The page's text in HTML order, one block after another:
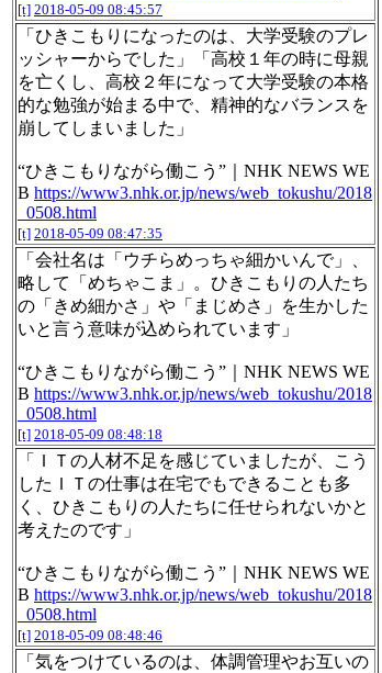
[t] 2018-05-09 08:45:57
「ひきこもりになったのは、大学受験のプレ
ッシャーからでした」「高校１年の時に母親
を亡くし、高校２年になって大学受験の本格
的な勉強が始まる中で、精神的なバランスを
崩してしまいました」
“ひきこもりながら働こう”｜NHK NEWS WE
B https://www3.nhk.or.jp/news/web_tokushu/2018
_0508.html
[t] 2018-05-09 08:47:35
「会社名は「ウチらめっちゃ細かいんで」、
略して「めちゃこま」。ひきこもりの人たち
の「きめ細かさ」や「まじめさ」を生かした
いと言う意味が込められています」
“ひきこもりながら働こう”｜NHK NEWS WE
B https://www3.nhk.or.jp/news/web_tokushu/2018
_0508.html
[t] 2018-05-09 08:48:18
「ＩＴの人材不足を感じていましたが、こう
したＩＴの仕事は在宅でもできることも多
く、ひきこもりの人たちに任せられないかと
考えたのです」
“ひきこもりながら働こう”｜NHK NEWS WE
B https://www3.nhk.or.jp/news/web_tokushu/2018
_0508.html
[t] 2018-05-09 08:48:46
「気をつけているのは、体調管理やお互いの